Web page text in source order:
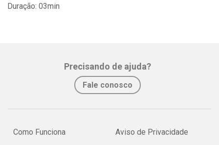
Duração: 03min
Precisando de ajuda?
Fale conosco
Como Funciona Aviso de Privacidade